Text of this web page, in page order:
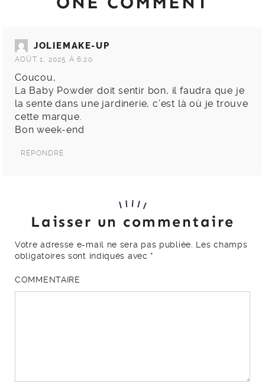
JOLIEMAKE-UP
AOÛT 1, 2025 À 6:20
Coucou,
La Baby Powder doit sentir bon, il faudra que je
la sente dans une jardinerie, c’est là où je trouve
cette marque.
Bon week-end
RÉPONDRE
Laisser un commentaire
Votre adresse e-mail ne sera pas publiée.
Les champs
obligatoires sont indiqués avec *
COMMENTAIRE